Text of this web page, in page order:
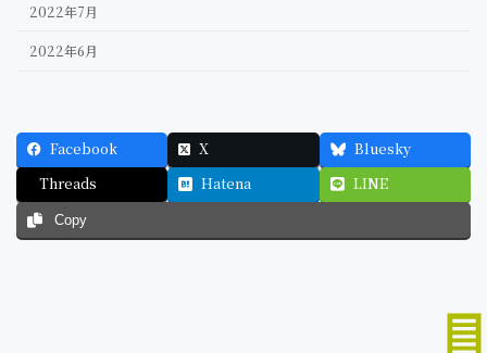
2022年7月
2022年6月
Facebook X
Bluesky
Threads
Hatena LINE
Copy